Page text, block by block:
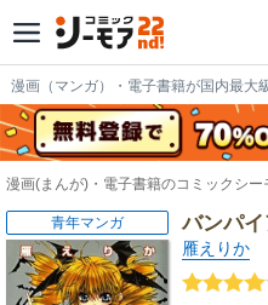
漫画（マンガ）・電子書籍が国内最大
漫画(まんが)・電子書籍のコミックシー
バンパ
雁えりか
青年マンガ